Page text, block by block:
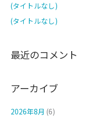
(タイトルなし)
(タイトルなし)
最近のコメント
アーカイブ
2026年8月 (6)